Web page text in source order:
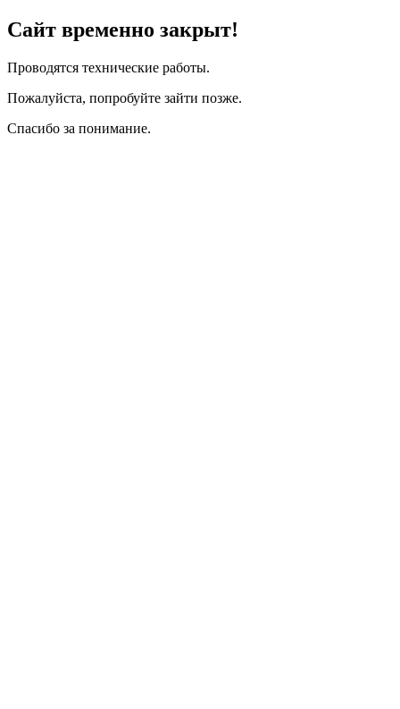
Сайт временно закрыт!
Проводятся технические работы.
Пожалуйста, попробуйте зайти позже.
Спасибо за понимание.